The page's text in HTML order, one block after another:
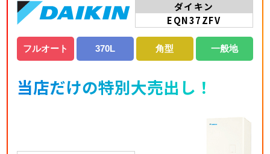
ダイキン
EQN37ZFV
フルオート 370L 角型 一般地
当店だけの特別大売出し！